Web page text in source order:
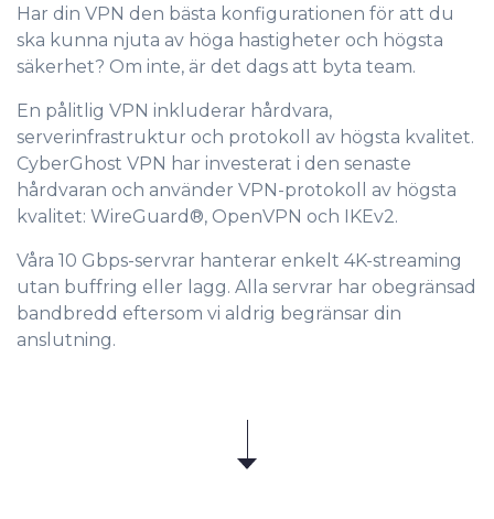
Har din VPN den bästa konfigurationen för att du
ska kunna njuta av höga hastigheter och högsta
säkerhet? Om inte, är det dags att byta team.
En pålitlig VPN inkluderar hårdvara,
serverinfrastruktur och protokoll av högsta kvalitet.
CyberGhost VPN har investerat i den senaste
hårdvaran och använder VPN-protokoll av högsta
kvalitet: WireGuard®, OpenVPN och IKEv2.
Våra 10 Gbps-servrar hanterar enkelt 4K-streaming
utan buffring eller lagg. Alla servrar har obegränsad
bandbredd eftersom vi aldrig begränsar din
anslutning.